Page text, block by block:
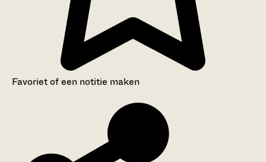
Favoriet of een notitie maken